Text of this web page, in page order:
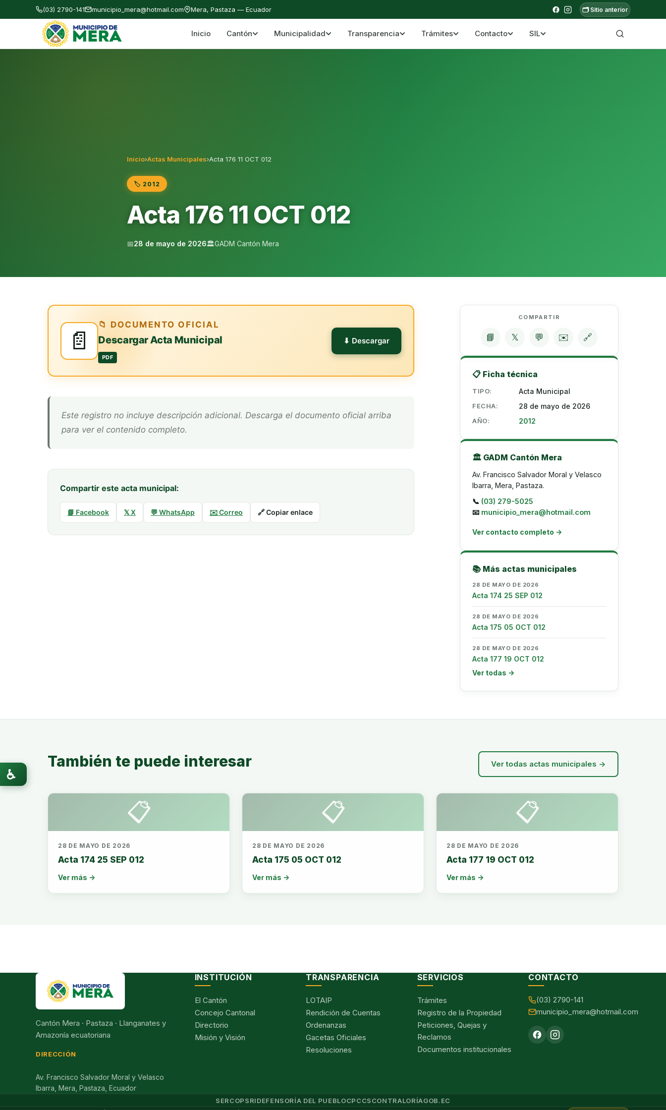
(03) 2790-141 municipio_mera@hotmail.com Mera, Pastaza — Ecuador 🗂️ Sitio anterior
Gobierno Autónomo Descentralizado Municipal del Cantón Mera Cantón Mera · Pastaza · Llanganates y Amazonía ecuatoriana
Inicio Cantón Municipalidad Transparencia Trámites Contacto SIL
Inicio›Actas Municipales›Acta 176 11 OCT 012
🏷️ 2012
Acta 176 11 OCT 012
📅28 de mayo de 2026🏛️GADM Cantón Mera
📄
📁 DOCUMENTO OFICIAL
Descargar Acta Municipal
PDF
⬇ Descargar
Este registro no incluye descripción adicional. Descarga el documento oficial arriba
para ver el contenido completo.
Compartir este acta municipal:
📘 Facebook 𝕏 X 💬 WhatsApp ✉️ Correo 🔗 Copiar enlace
COMPARTIR
📘 𝕏 💬 ✉️ 🔗
📋 Ficha técnica
TIPO: Acta Municipal
FECHA: 28 de mayo de 2026
AÑO: 2012
🏛️ GADM Cantón Mera
Av. Francisco Salvador Moral y Velasco
Ibarra, Mera, Pastaza.
📞 (03) 279-5025
📧 municipio_mera@hotmail.com
Ver contacto completo →
📚 Más actas municipales
28 DE MAYO DE 2026
Acta 174 25 SEP 012
28 DE MAYO DE 2026
Acta 175 05 OCT 012
28 DE MAYO DE 2026
Acta 177 19 OCT 012
Ver todas →
También te puede interesar Ver todas actas municipales →
📋
28 DE MAYO DE 2026
Acta 174 25 SEP 012
Ver más →
📋
28 DE MAYO DE 2026
Acta 175 05 OCT 012
Ver más →
📋
28 DE MAYO DE 2026
Acta 177 19 OCT 012
Ver más →
Cantón Mera · Pastaza · Llanganates y
Amazonía ecuatoriana
DIRECCIÓN
Av. Francisco Salvador Moral y Velasco
Ibarra, Mera, Pastaza, Ecuador
INSTITUCIÓN
El Cantón
Concejo Cantonal
Directorio
Misión y Visión
TRANSPARENCIA
LOTAIP
Rendición de Cuentas
Ordenanzas
Gacetas Oficiales
Resoluciones
SERVICIOS
Trámites
Registro de la Propiedad
Peticiones, Quejas y
Reclamos
Documentos institucionales
CONTACTO
(03) 2790-141
municipio_mera@hotmail.com
SERCOPSRIDEFENSORÍA DEL PUEBLOCPCCSCONTRALORÍAGOB.EC
♿